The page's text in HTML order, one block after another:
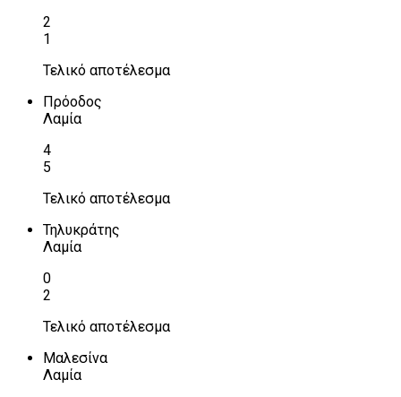
2
1
Τελικό αποτέλεσμα
Πρόοδος
Λαμία
4
5
Τελικό αποτέλεσμα
Τηλυκράτης
Λαμία
0
2
Τελικό αποτέλεσμα
Μαλεσίνα
Λαμία